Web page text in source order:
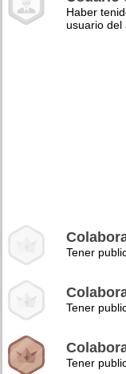
Haber
usuario del
Tener
Tener
Tener